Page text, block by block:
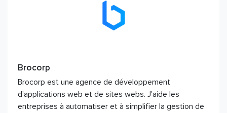
Brocorp
Brocorp est une agence de développement
d'applications web et de sites webs. J'aide les
entreprises à automatiser et à simplifier la gestion de